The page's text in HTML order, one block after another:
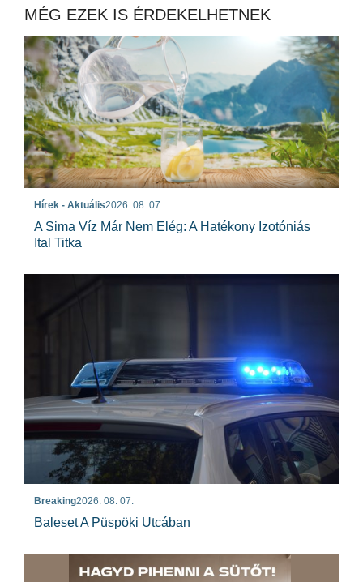
MÉG EZEK IS ÉRDEKELHETNEK
Hírek - Aktuális2026. 08. 07.
A Sima Víz Már Nem Elég: A Hatékony Izotóniás
Ital Titka
Breaking2026. 08. 07.
Baleset A Püspöki Utcában